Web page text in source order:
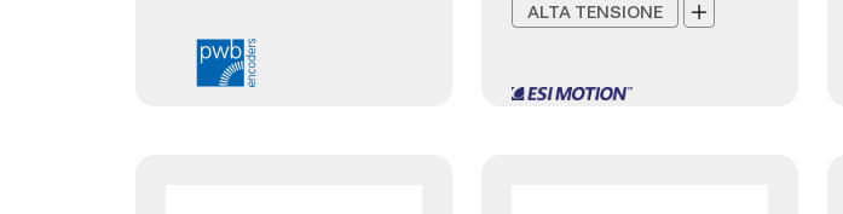
ALTA TENSIONE